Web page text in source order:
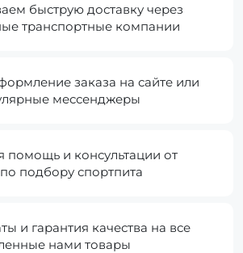
быструю доставку через
транспортные компании
заказа на сайте или
мессенджеры
помощь и консультации от
подбору спортпита
и гарантия качества на все
нами товары